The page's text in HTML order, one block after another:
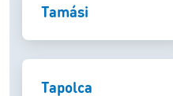
Tamási
Tapolca